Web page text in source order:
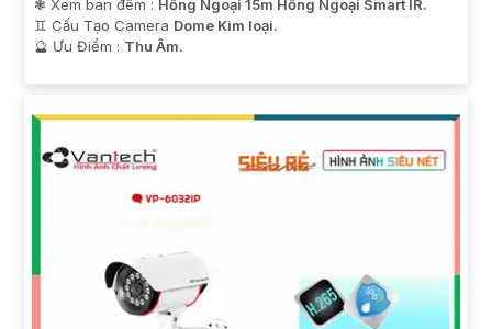
❃ Xem ban đêm : Hồng Ngoại 15m Hồng Ngoại Smart IR.
♊ Cấu Tạo Camera Dome Kim loại.
️🔮 Ưu Điểm : Thu Âm.